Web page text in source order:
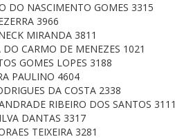
DO NASCIMENTO GOMES 3315
3966
MIRANDA 3811
CARMO DE MENEZES 1021
GOMES LOPES 3188
PAULINO 4604
DA COSTA 2338
RIBEIRO DOS SANTOS 3111
DANTAS 3317
TEIXEIRA 3281